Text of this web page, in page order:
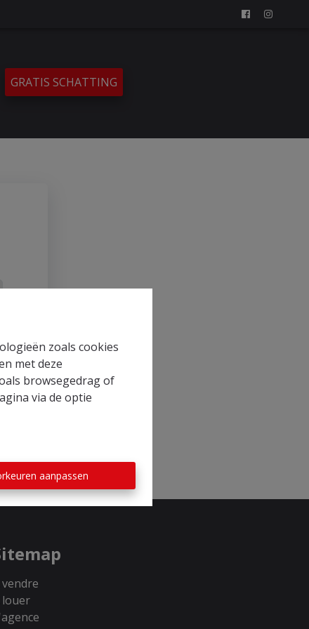
zoals cookies
met deze
browsegedrag of
via de optie
aanpassen
GRATIS SCHATTING
vendre
louer